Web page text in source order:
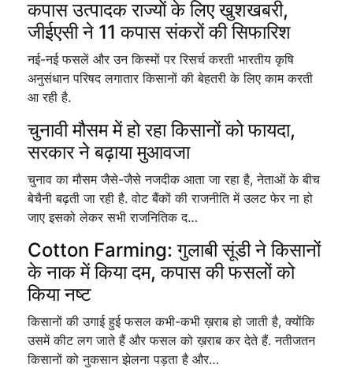
कपास उत्पादक राज्यों के लिए खुशखबरी,
जीईएसी ने 11 कपास संकरों की सिफारिश
नई-नई फसलें और उन किस्मों पर रिसर्च करती भारतीय कृषि
अनुसंधान परिषद लगातार किसानों की बेहतरी के लिए काम करती
आ रही है.
चुनावी मौसम में हो रहा किसानों को फायदा,
सरकार ने बढ़ाया मुआवजा
चुनाव का मौसम जैसे-जैसे नजदीक आता जा रहा है, नेताओं के बीच
बेचैनी बढ़ती जा रही है. वोट बैंकों की राजनीति में उलट फेर ना हो
जाए इसको लेकर सभी राजनितिक द…
Cotton Farming: गुलाबी सूंडी ने किसानों
के नाक में किया दम, कपास की फसलों को
किया नष्ट
किसानों की उगाई हुई फसल कभी-कभी ख़राब हो जाती है, क्योंकि
उसमें कीट लग जाते हैं और फसल को ख़राब कर देते हैं. नतीजतन
किसानों को नुकसान झेलना पड़ता है और…